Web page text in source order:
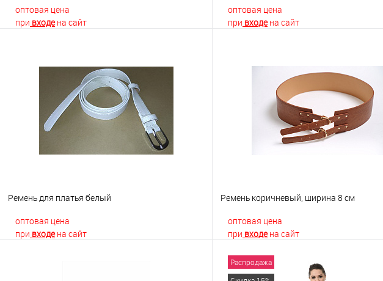
оптовая цена
при входена сайт
Купить в 1 клик
К сравнению
В избранное
Недоступно
оптовая цена
при входена сайт
Купить в 1 клик
К сравнению
В избранное
Недоступно
Ремень для платья белый
оптовая цена
при входена сайт
Ремень коричневый, ширина 8 см
оптовая цена
при входена сайт
В корзину
Распродажа